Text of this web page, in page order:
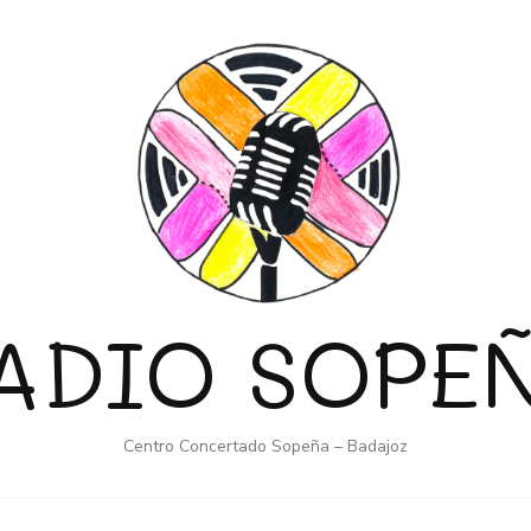
Centro Concertado Sopeña – Badajoz